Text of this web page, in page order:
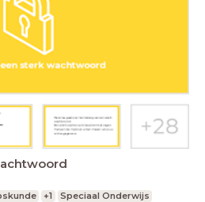
+1
Speciaal Onderwijs